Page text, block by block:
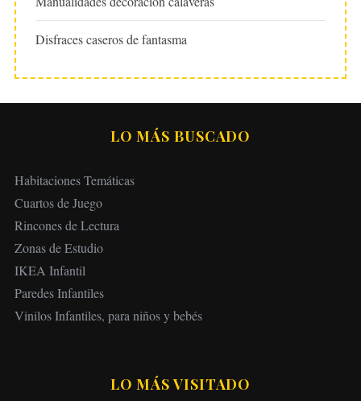
Disfraces caseros de fantasma
LO MÁS BUSCADO
Habitaciones Temáticas
Cuartos de Juego
Rincones de Lectura
Zonas de Estudio
IKEA Infantil
Paredes Infantiles
Vinilos Infantiles, para niños y bebés
LO MÁS VISITADO